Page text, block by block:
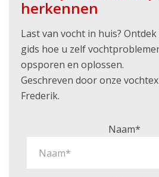
herkennen
Last van vocht in huis?
gids hoe u zelf
opsporen en oplossen.
Geschreven door onze
Frederik.
Naam*